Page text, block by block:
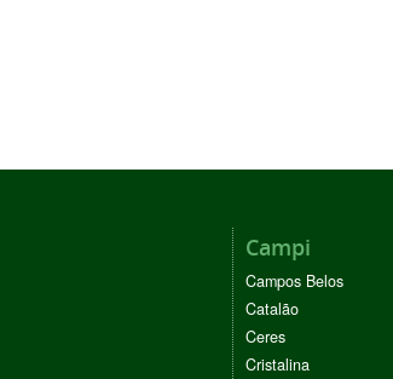
Campi
Campos Belos
Catalão
Ceres
Cristalina